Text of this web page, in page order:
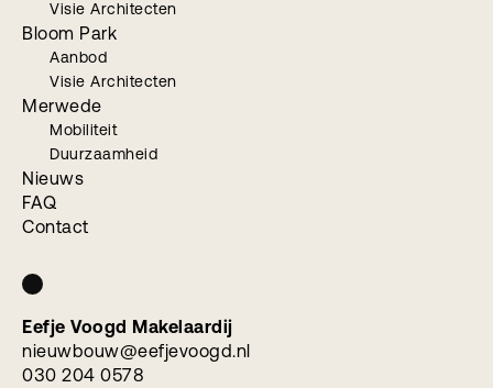
Visie Architecten
Bloom Park
Aanbod
Visie Architecten
Merwede
Mobiliteit
Duurzaamheid
Nieuws
FAQ
Contact
Eefje Voogd Makelaardij
nieuwbouw@eefjevoogd.nl
030 204 0578